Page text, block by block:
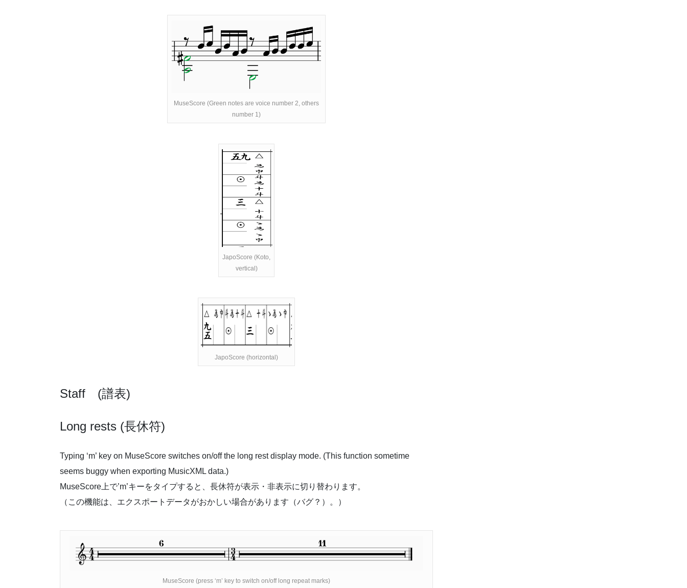
MuseScore (Green notes are voice number 2, others
number 1)
JapoScore (Koto,
vertical)
JapoScore (horizontal)
Staff (譜表)
Long rests (長休符)
Typing ‘m’ key on MuseScore switches on/off the long rest display mode. (This function sometime
seems buggy when exporting MusicXML data.)
MuseScore上で’m’キーをタイプすると、長休符が表示・非表示に切り替わります。
（この機能は、エクスポートデータがおかしい場合があります（バグ？）。）
MuseScore (press ‘m’ key to switch on/off long repeat marks)